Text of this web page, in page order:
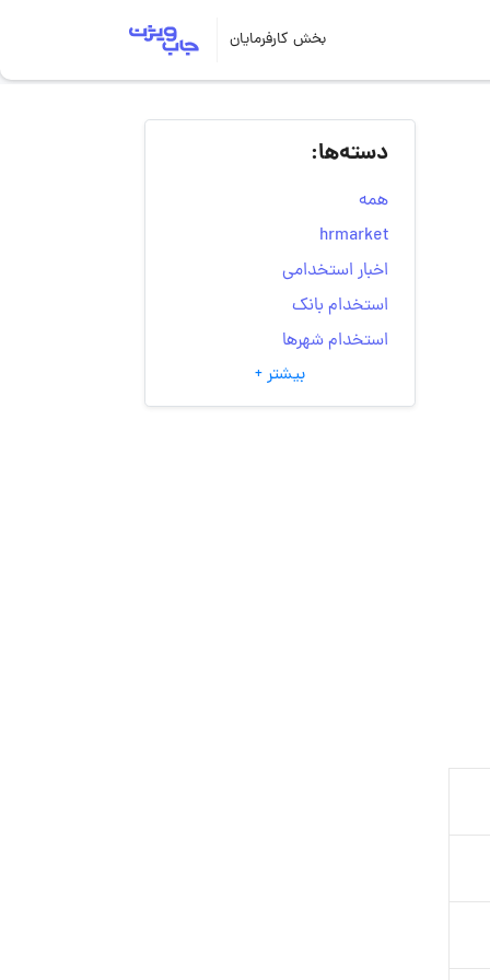
بخش کارفرمایان
دسته‌ها:
همه
hrmarket
اخبار استخدامی
استخدام بانک
استخدام شهرها
انتخاب مسیر شغلی
به‌روزرسانی‌های سایت
بیشتر +